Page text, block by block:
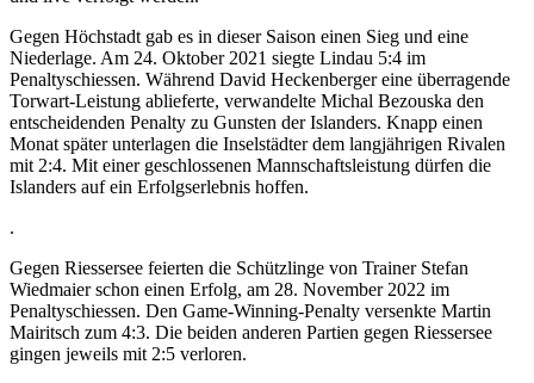
Gegen Höchstadt gab es in dieser Saison einen Sieg und eine
Niederlage. Am 24. Oktober 2021 siegte Lindau 5:4 im
Penaltyschiessen. Während David Heckenberger eine überragende
Torwart-Leistung ablieferte, verwandelte Michal Bezouska den
entscheidenden Penalty zu Gunsten der Islanders. Knapp einen
Monat später unterlagen die Inselstädter dem langjährigen Rivalen
mit 2:4. Mit einer geschlossenen Mannschaftsleistung dürfen die
Islanders auf ein Erfolgserlebnis hoffen.
.
Gegen Riessersee feierten die Schützlinge von Trainer Stefan
Wiedmaier schon einen Erfolg, am 28. November 2022 im
Penaltyschiessen. Den Game-Winning-Penalty versenkte Martin
Mairitsch zum 4:3. Die beiden anderen Partien gegen Riessersee
gingen jeweils mit 2:5 verloren.